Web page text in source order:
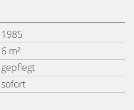
1985
6 m²
gepflegt
sofort